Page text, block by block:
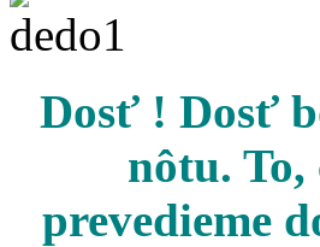
Dosť ! Dosť
nôtu. To,
prevedieme